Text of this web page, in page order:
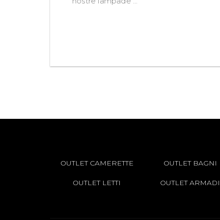
OUTLET CAMERETTE OUTLET BAGNI
OUTLET LETTI OUTLET ARMADI